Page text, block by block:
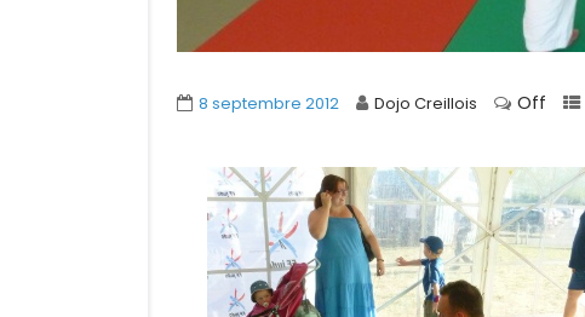
8 septembre 2012 Dojo Creillois Off